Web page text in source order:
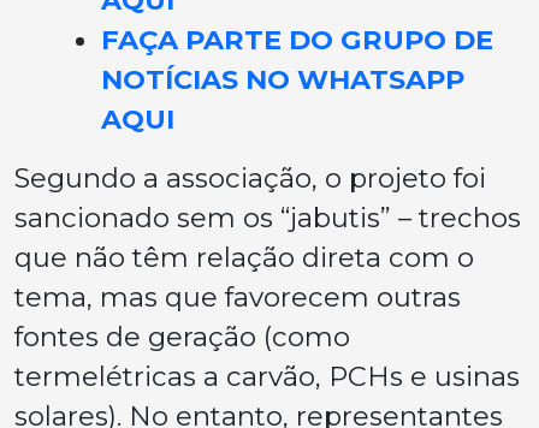
FAÇA PARTE DO GRUPO DE
NOTÍCIAS NO WHATSAPP
AQUI
Segundo a associação, o projeto foi
sancionado sem os “jabutis” – trechos
que não têm relação direta com o
tema, mas que favorecem outras
fontes de geração (como
termelétricas a carvão, PCHs e usinas
solares). No entanto, representantes